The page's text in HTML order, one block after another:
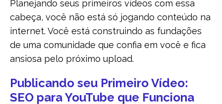
Planejando seus primeiros vídeos com essa
cabeça, você não está só jogando conteúdo na
internet. Você está construindo as fundações
de uma comunidade que confia em você e fica
ansiosa pelo próximo upload.
Publicando seu Primeiro Vídeo:
SEO para YouTube que Funciona